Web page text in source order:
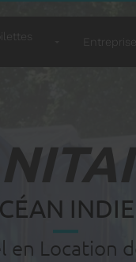
en Location
Entreprises